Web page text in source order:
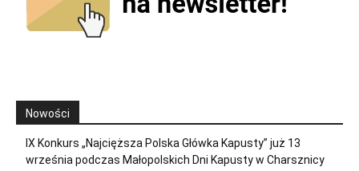
Nowości
IX Konkurs „Najcięższa Polska Główka Kapusty” już 13
września podczas Małopolskich Dni Kapusty w Charsznicy